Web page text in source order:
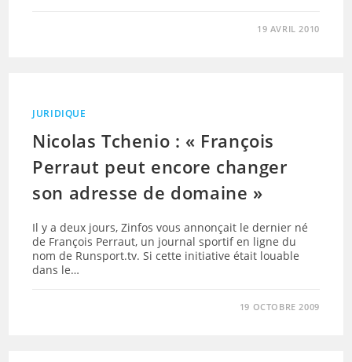
19 AVRIL 2010
JURIDIQUE
Nicolas Tchenio : « François
Perraut peut encore changer
son adresse de domaine »
Il y a deux jours, Zinfos vous annonçait le dernier né
de François Perraut, un journal sportif en ligne du
nom de Runsport.tv. Si cette initiative était louable
dans le…
19 OCTOBRE 2009